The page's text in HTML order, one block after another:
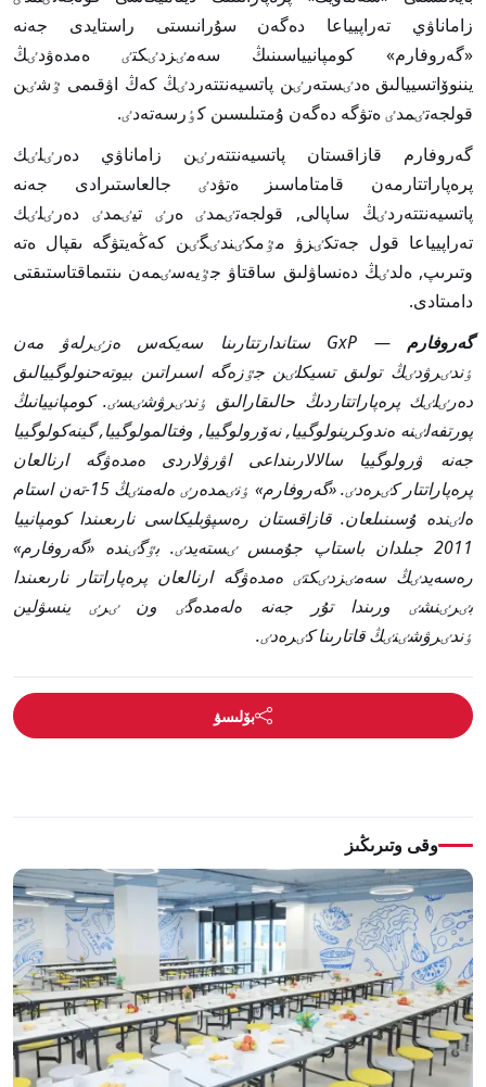
زاماناۋي تەراپيياعا دەگەن سۇرانىستى راستايدى جەنە
«گەروفارم» كومپانيياسىنىڭ سەمٸزدٸكتٸ ەمدەۋدٸڭ
يننوۆاتسييالىق ەدٸستەرٸن پاتسيەنتتەردٸڭ كەڭ اۋقىمى ٷشٸن
قولجەتٸمدٸ ەتۋگە دەگەن ۇمتىلىسىن كٶرسەتەدٸ.
گەروفارم قازاقستان پاتسيەنتتەرٸن زاماناۋي دەرٸلٸك
پرەپاراتتارمەن قامتاماسىز ەتۋدٸ جالعاستىرادى جەنە
پاتسيەنتتەردٸڭ ساپالى, قولجەتٸمدٸ ەرٸ تيٸمدٸ دەرٸلٸك
تەراپيياعا قول جەتكٸزۋ مٷمكٸندٸگٸن كەڭەيتۋگە ىقپال ەتە
وتىرىپ, ەلدٸڭ دەنساۋلىق ساقتاۋ جٷيەسٸمەن ىنتىماقتاستىقتى
دامىتادى.
گەروفارم
— GxP ستاندارتتارىنا سەيكەس ەزٸرلەۋ مەن
ٶندٸرۋدٸڭ تولىق تسيكلٸن جٷزەگە اسىراتىن بيوتەحنولوگييالىق
دەرٸلٸك پرەپاراتتاردىڭ حالىقارالىق ٶندٸرۋشٸسٸ. كومپانييانىڭ
پورتفەلٸنە ەندوكرينولوگييا, نەۆرولوگييا, وفتالمولوگييا, گينەكولوگييا
جەنە ۋرولوگييا سالالارىنداعى اۋرۋلاردى ەمدەۋگە ارنالعان
پرەپاراتتار كٸرەدٸ. «گەروفارم» ٶنٸمدەرٸ ەلەمنٸڭ 15-تەن استام
ەلٸندە ۇسىنىلعان. قازاقستان رەسپۋبليكاسى نارىعىندا كومپانييا
2011 جىلدان باستاپ جۇمىس ٸستەيدٸ. بٷگٸندە «گەروفارم»
رەسەيدٸڭ سەمٸزدٸكتٸ ەمدەۋگە ارنالعان پرەپاراتتار نارىعىندا
بٸرٸنشٸ ورىندا تۇر جەنە ەلەمدەگٸ ون ٸرٸ ينسۋلين
ٶندٸرۋشٸنٸڭ قاتارىنا كٸرەدٸ.
بۆلىسۋ
وقى وتىرىڭىز